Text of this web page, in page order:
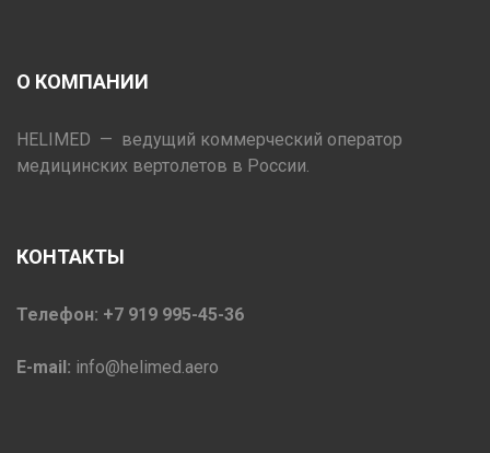
О КОМПАНИИ
HELIMED — ведущий коммерческий оператор
медицинских вертолетов в России.
КОНТАКТЫ
Телефон: +7 919 995-45-36
E-mail: info@helimed.aero